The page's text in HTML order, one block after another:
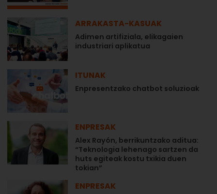
ARRAKASTA-KASUAK
Adimen artifiziala, elikagaien
industriari aplikatua
ITUNAK
Enpresentzako chatbot soluzioak
ENPRESAK
Alex Rayón, berrikuntzako aditua:
“Teknologia lehenago sartzen da
huts egiteak kostu txikia duen
tokian”
ENPRESAK